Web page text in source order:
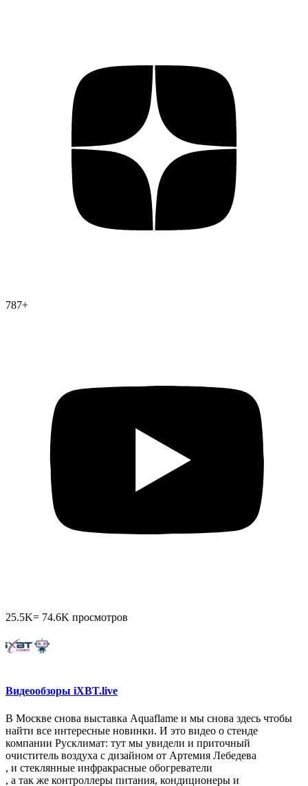
787+
25.5K= 74.6K просмотров
Видеообзоры iXBT.live
В Москве снова выставка Aquaflame и мы снова здесь чтобы
найти все интересные новинки. И это видео о стенде
компании Русклимат: тут мы увидели и приточный
очиститель воздуха с дизайном от Артемия Лебедева
, и стеклянные инфракрасные обогреватели
, а так же контроллеры питания, кондиционеры и